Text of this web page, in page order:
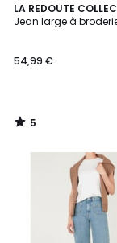
LA REDOUTE
Jean large à
54,99 €
5
/
5
/